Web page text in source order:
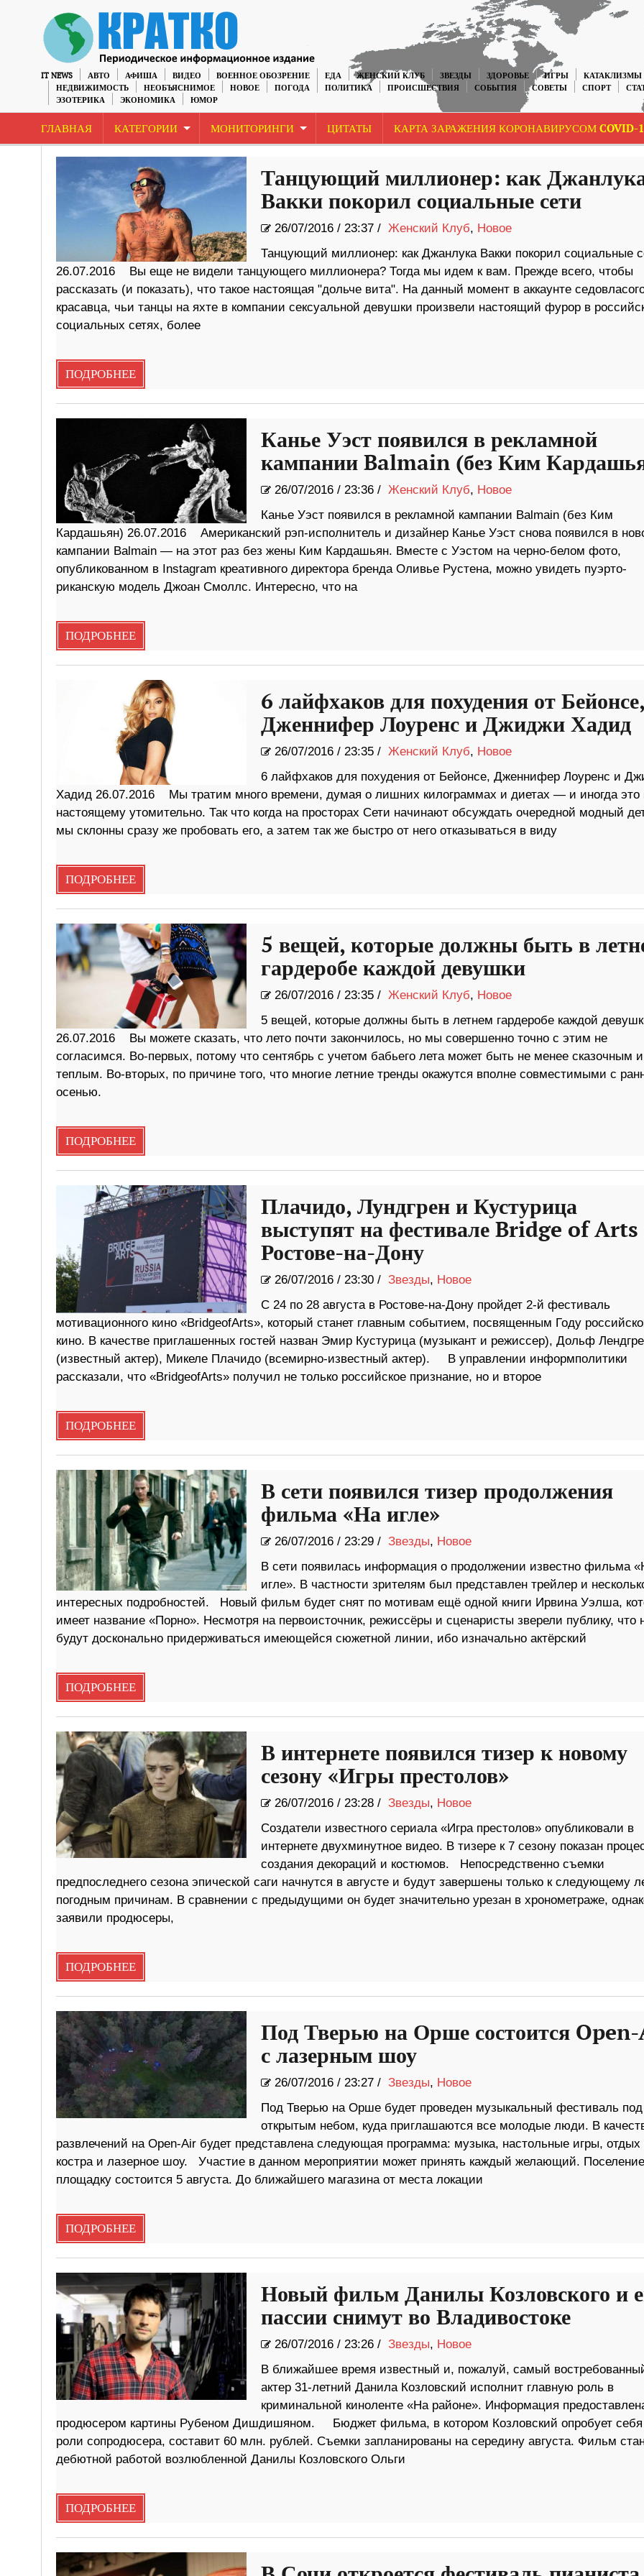
IT NEWS АВТО АФИША ВИДЕО ВОЕННОЕ ОБОЗРЕНИЕ ЕДА ЖЕНСКИЙ КЛУБ ЗВЕЗДЫ ЗДОРОВЬЕ ИГРЫ КАТАКЛИЗМЫ
НЕДВИЖИМОСТЬ
НЕОБЪЯСНИМОЕ НОВОЕ ПОГОДА ПОЛИТИКА ПРОИСШЕСТВИЯ СОБЫТИЯ СОВЕТЫ СПОРТ
ЭЗОТЕРИКА
ЭКОНОМИКА ЮМОР
ГЛАВНАЯ КАТЕГОРИИ МОНИТОРИНГИ ЦИТАТЫ КАРТА ЗАРАЖЕНИЯ КОРОНАВИРУСОМ COVID-
Танцующий миллионер: как
Вакки покорил социальные сети
26/07/2016/ 23:37 / Женский Клуб, Новое
Танцующий миллионер: как Джанлука Вакки покорил социальные
26.07.2016 Вы еще не видели танцующего миллионера? Тогда мы идем к вам. Прежде всего, чтобы
рассказать (и показать), что такое настоящая "дольче вита". На данный момент в аккаунте
красавца, чьи танцы на яхте в компании сексуальной девушки произвели настоящий фурор в
социальных сетях, более
ПОДРОБНЕЕ
Канье Уэст появился в рекламной
кампании Balmain (без Ким
26/07/2016/ 23:36 / Женский Клуб, Новое
Канье Уэст появился в рекламной кампании Balmain (без Ким
Кардашьян) 26.07.2016 Американский рэп-исполнитель и дизайнер Канье Уэст снова появился в
кампании Balmain — на этот раз без жены Ким Кардашьян. Вместе с Уэстом на черно-белом фото,
опубликованном в Instagram креативного директора бренда Оливье Рустена, можно увидеть пуэрто-
риканскую модель Джоан Смоллс. Интересно, что на
ПОДРОБНЕЕ
6 лайфхаков для похудения от Бейонсе,
Дженнифер Лоуренс и Джиджи Хадид
26/07/2016/ 23:35 / Женский Клуб, Новое
6 лайфхаков для похудения от Бейонсе, Дженнифер Лоуренс и
Хадид 26.07.2016 Мы тратим много времени, думая о лишних килограммах и диетах — и иногда это
настоящему утомительно. Так что когда на просторах Сети начинают обсуждать очередной модный
мы склонны сразу же пробовать его, а затем так же быстро от него отказываться в виду
ПОДРОБНЕЕ
5 вещей, которые должны быть в
гардеробе каждой девушки
26/07/2016/ 23:35 / Женский Клуб, Новое
5 вещей, которые должны быть в летнем гардеробе каждой
26.07.2016 Вы можете сказать, что лето почти закончилось, но мы совершенно точно с этим не
согласимся. Во-первых, потому что сентябрь с учетом бабьего лета может быть не менее сказочным и
теплым. Во-вторых, по причине того, что многие летние тренды окажутся вполне совместимыми с
осенью.
ПОДРОБНЕЕ
Плачидо, Лундгрен и Кустурица
выступят на фестивале Bridge of Arts
Ростове-на-Дону
26/07/2016/ 23:30 / Звезды, Новое
С 24 по 28 августа в Ростове-на-Дону пройдет 2-й фестиваль
мотивационного кино «BridgeofArts», который станет главным событием, посвященным Году
кино. В качестве приглашенных гостей назван Эмир Кустурица (музыкант и режиссер), Дольф
(известный актер), Микеле Плачидо (всемирно-известный актер). В управлении информполитики
рассказали, что «BridgeofArts» получил не только российское признание, но и второе
ПОДРОБНЕЕ
В сети появился тизер продолжения
фильма «На игле»
26/07/2016/ 23:29 / Звезды, Новое
В сети появилась информация о продолжении известно фильма
игле». В частности зрителям был представлен трейлер и
интересных подробностей. Новый фильм будет снят по мотивам ещё одной книги Ирвина Уэлша,
имеет название «Порно». Несмотря на первоисточник, режиссёры и сценаристы зверели публику, что
будут досконально придерживаться имеющейся сюжетной линии, ибо изначально актёрский
ПОДРОБНЕЕ
В интернете появился тизер к новому
сезону «Игры престолов»
26/07/2016/ 23:28 / Звезды, Новое
Создатели известного сериала «Игра престолов» опубликовали в
интернете двухминутное видео. В тизере к 7 сезону показан
создания декораций и костюмов. Непосредственно съемки
предпоследнего сезона эпической саги начнутся в августе и будут завершены только к следующему
погодным причинам. В сравнении с предыдущими он будет значительно урезан в хронометраже,
заявили продюсеры,
ПОДРОБНЕЕ
Под Тверью на Орше состоится
с лазерным шоу
26/07/2016/ 23:27 / Звезды, Новое
Под Тверью на Орше будет проведен музыкальный фестиваль под
открытым небом, куда приглашаются все молодые люди. В
развлечений на Open-Air будет представлена следующая программа: музыка, настольные игры, отдых
костра и лазерное шоу. Участие в данном мероприятии может принять каждый желающий.
площадку состоится 5 августа. До ближайшего магазина от места локации
ПОДРОБНЕЕ
Новый фильм Данилы Козловского и
пассии снимут во Владивостоке
26/07/2016/ 23:26 / Звезды, Новое
В ближайшее время известный и, пожалуй, самый
актер 31-летний Данила Козловский исполнит главную роль в
криминальной киноленте «На районе». Информация
продюсером картины Рубеном Дишдишяном. Бюджет фильма, в котором Козловский опробует себя
роли сопродюсера, составит 60 млн. рублей. Съемки запланированы на середину августа. Фильм
дебютной работой возлюбленной Данилы Козловского Ольги
ПОДРОБНЕЕ